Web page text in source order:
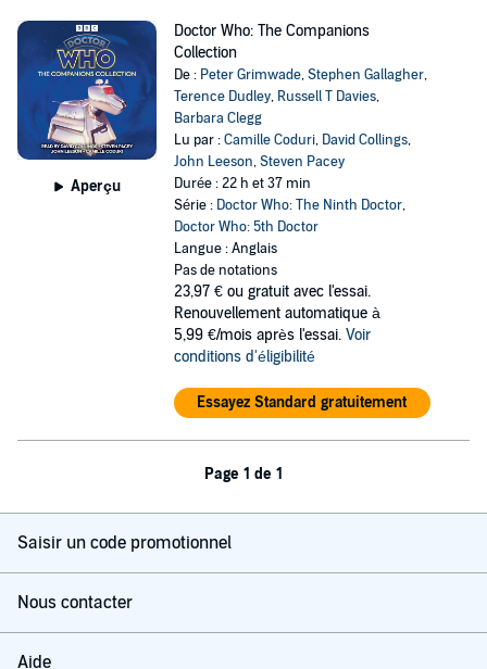
Aperçu
Doctor Who: The Companions
Collection
De : Peter Grimwade,Stephen Gallagher,
Terence Dudley, Russell T Davies,
Barbara Clegg
Lu par :Camille Coduri, David Collings,
John Leeson,Steven Pacey
Durée : 22 h et 37 min
Série : Doctor Who: The Ninth Doctor,
Doctor Who: 5th Doctor
Langue : Anglais
Pas de notations
23,97 € ou gratuit avec l'essai.
Renouvellement automatique à
5,99 €/mois après l'essai. Voir
conditions d'éligibilité
Essayez Standard gratuitement
Page 1 de 1
Saisir un code promotionnel
Nous contacter
Aide